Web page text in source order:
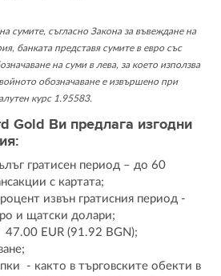
сумите, съгласно Закона за въвеждане на
банката представя сумите в евро със
на суми в лева, за което използва
обозначаване е извършено при
курс 1.95583.
Gold Ви предлага изгодни
гратисен период – до 60
с картата;
извън гратисния период -
и щатски долари;
47.00 EUR (91.92 BGN);
- както в търговските обекти в